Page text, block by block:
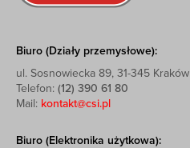
Biuro (Działy przemysłowe):
ul. Sosnowiecka 89, 31-345 Kraków
Telefon: (12) 390 61 80
Mail: kontakt@csi.pl
Biuro (Elektronika użytkowa):